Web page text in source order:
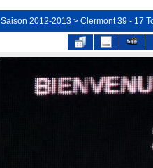
Saison 2012-2013 > Clermont 39 - 17